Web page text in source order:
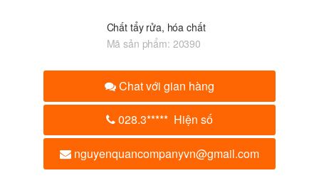
Chất tẩy rửa, hóa chất
Mã sản phẩm: 20390
Chat với gian hàng
028.3***** Hiện số
nguyenquancompanyvn@gmail.com